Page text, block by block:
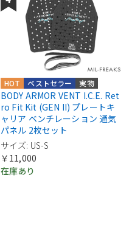
実物
ベストセラー
HOT
BODY ARMOR VENT I.C.E. Ret
ro Fit Kit (GEN II) プレートキ
ャリア ベンチレーション 通気
パネル 2枚セット
サイズ: US-S
￥11,000
在庫あり